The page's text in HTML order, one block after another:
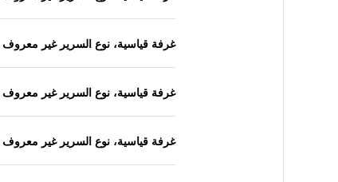
غرفة قياسية، نوع السرير غير معروف
غرفة قياسية، نوع السرير غير معروف
غرفة قياسية، نوع السرير غير معروف